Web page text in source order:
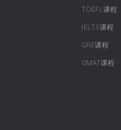
TOEFL课程
IELTS课程
GRE课程
GMAT课程